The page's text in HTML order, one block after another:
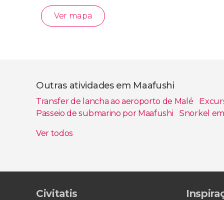
Ver mapa
Outras atividades em Maafushi
Transfer de lancha ao aeroporto de Malé
Passeio de submarino por Maafushi
Snorkel
Ver todos
Civitatis